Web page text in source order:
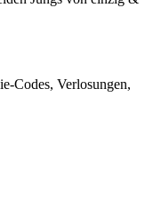
Codes, Verlosungen,